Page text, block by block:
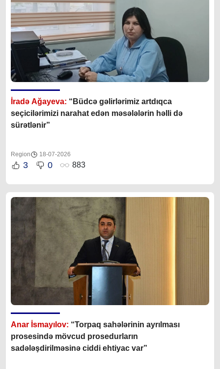
İradə Ağayeva: “Büdcə gəlirlərimiz artdıqca
seçicilərimizi narahat edən məsələlərin həlli də
sürətlənir”
Region 18-07-2026
3 0 883
Anar İsmayılov: “Torpaq sahələrinin ayrılması
prosesində mövcud prosedurların
sadələşdirilməsinə ciddi ehtiyac var”